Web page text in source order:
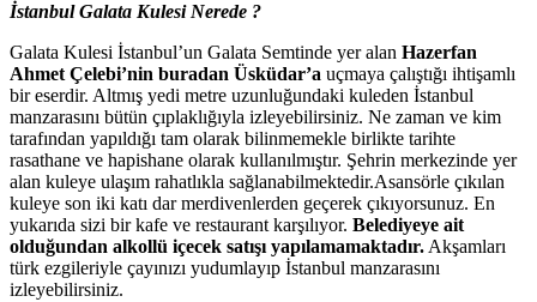
İstanbul Galata Kulesi Nerede ?
Galata Kulesi İstanbul’un Galata Semtinde yer alan Hazerfan
Ahmet Çelebi’nin buradan Üsküdar’a uçmaya çalıştığı ihtişamlı
bir eserdir. Altmış yedi metre uzunluğundaki kuleden İstanbul
manzarasını bütün çıplaklığıyla izleyebilirsiniz. Ne zaman ve kim
tarafından yapıldığı tam olarak bilinmemekle birlikte tarihte
rasathane ve hapishane olarak kullanılmıştır. Şehrin merkezinde yer
alan kuleye ulaşım rahatlıkla sağlanabilmektedir.Asansörle çıkılan
kuleye son iki katı dar merdivenlerden geçerek çıkıyorsunuz. En
yukarıda sizi bir kafe ve restaurant karşılıyor. Belediyeye ait
olduğundan alkollü içecek satışı yapılamamaktadır.Akşamları
türk ezgileriyle çayınızı yudumlayıp İstanbul manzarasını
izleyebilirsiniz.